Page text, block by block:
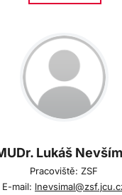
Lukáš
Pracoviště: ZSF
E-mail: